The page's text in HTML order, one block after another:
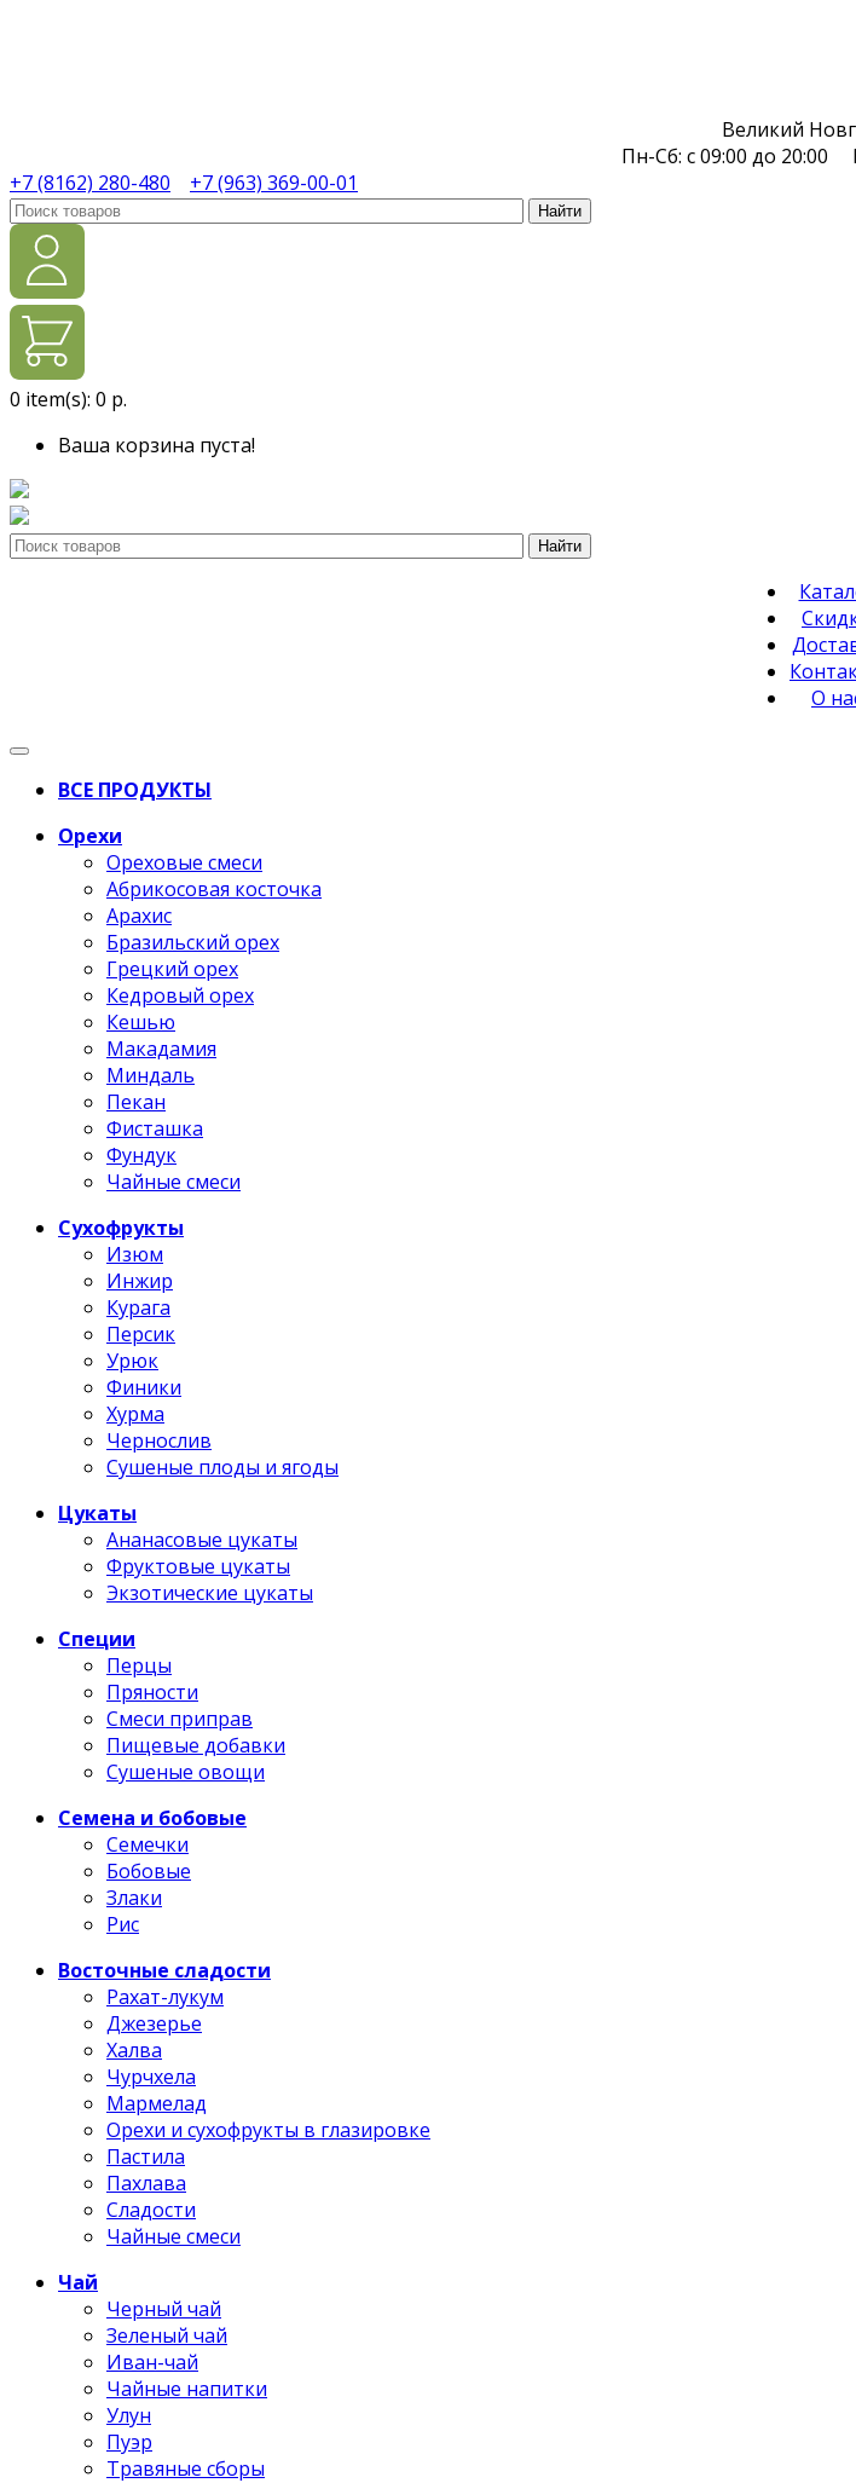
Великий
Пн-Сб: с 09:00 до 20:00
+7 (8162) 280-480
+7 (963) 369-00-01
Найти
0 item(s): 0 р.
Ваша корзина пуста!
Найти
О
ВСЕ ПРОДУКТЫ
Орехи
Ореховые смеси
Абрикосовая косточка
Арахис
Бразильский орех
Грецкий орех
Кедровый орех
Кешью
Макадамия
Миндаль
Пекан
Фисташка
Фундук
Чайные смеси
Сухофрукты
Изюм
Инжир
Курага
Персик
Урюк
Финики
Хурма
Чернослив
Сушеные плоды и ягоды
Цукаты
Ананасовые цукаты
Фруктовые цукаты
Экзотические цукаты
Специи
Перцы
Пряности
Смеси приправ
Пищевые добавки
Сушеные овощи
Семена и бобовые
Семечки
Бобовые
Злаки
Рис
Восточные сладости
Рахат-лукум
Джезерье
Халва
Чурчхела
Мармелад
Орехи и сухофрукты в глазировке
Пастила
Пахлава
Сладости
Чайные смеси
Чай
Черный чай
Зеленый чай
Иван-чай
Чайные напитки
Улун
Пуэр
Травяные сборы